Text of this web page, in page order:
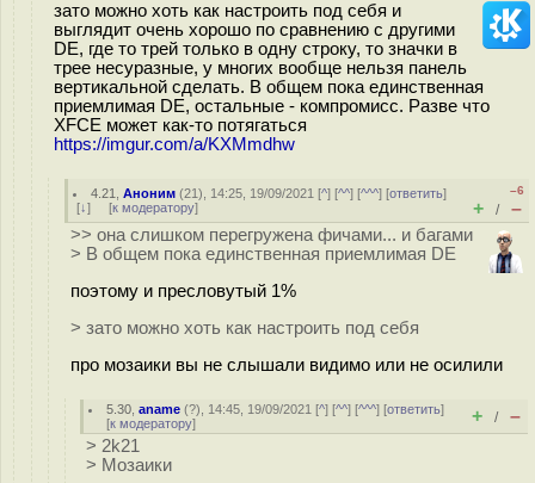
зато можно хоть как настроить под себя и
выглядит очень хорошо по сравнению с другими
DE, где то трей только в одну строку, то значки в
трее несуразные, у многих вообще нельзя панель
вертикальной сделать. В общем пока единственная
приемлимая DE, остальные - компромисс. Разве что
XFCE может как-то потягаться
https://imgur.com/a/KXMmdhw
4.21 ,Аноним (21), 14:25, 19/09/2021 [^] [^^] [^^^] [ответить]
[↓] [к модератору]
–6
+ / –
>> она слишком перегружена фичами... и багами
> В общем пока единственная приемлимая DE
поэтому и пресловутый 1%
> зато можно хоть как настроить под себя
про мозаики вы не слышали видимо или не осилили
5.30 ,aname (?), 14:45, 19/09/2021 [^] [^^] [^^^] [ответить]
[к модератору] + / –
> 2k21
> Мозаики